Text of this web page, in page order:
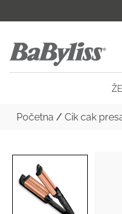
Početna / Cik cak